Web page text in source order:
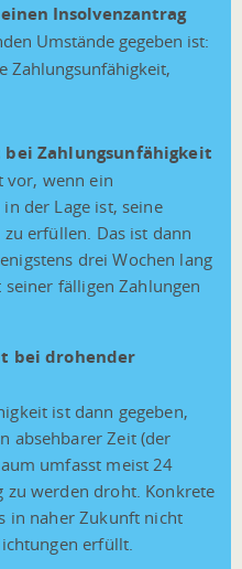
Insolvenzantrag
Umstände gegeben ist:
Zahlungsunfähigkeit,
Zahlungsunfähigkeit
vor, wenn ein
der Lage ist, seine
erfüllen. Das ist dann
drei Wochen lang
fälligen Zahlungen
bei drohender
ist dann gegeben,
absehbarer Zeit (der
umfasst meist 24
zu werden droht. Konkrete
in naher Zukunft nicht
erfüllt.